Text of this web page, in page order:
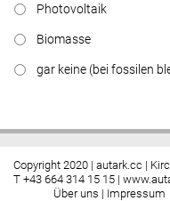
Photovoltaik
Biomasse
gar keine (bei fossilen
Copyright 2020 | autark.cc |
T +43 664 314 15 15 |
Über uns | Impressum